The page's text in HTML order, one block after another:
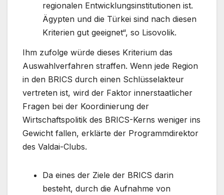
regionalen Entwicklungsinstitutionen ist.
Ägypten und die Türkei sind nach diesen
Kriterien gut geeignet“, so Lisovolik.
Ihm zufolge würde dieses Kriterium das
Auswahlverfahren straffen. Wenn jede Region
in den BRICS durch einen Schlüsselakteur
vertreten ist, wird der Faktor innerstaatlicher
Fragen bei der Koordinierung der
Wirtschaftspolitik des BRICS-Kerns weniger ins
Gewicht fallen, erklärte der Programmdirektor
des Valdai-Clubs.
Da eines der Ziele der BRICS darin
besteht, durch die Aufnahme von